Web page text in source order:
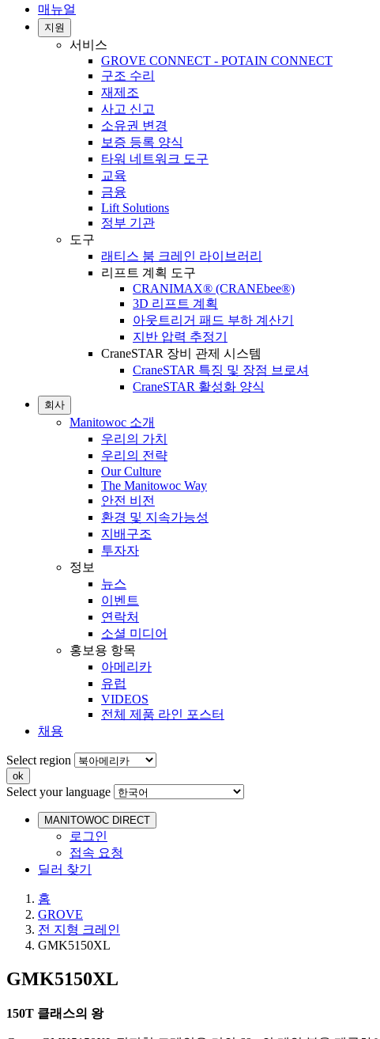
매뉴얼
지원
서비스
GROVE CONNECT - POTAIN CONNECT
구조 수리
재제조
사고 신고
소유권 변경
보증 등록 양식
타워 네트워크 도구
교육
금융
Lift Solutions
정부 기관
도구
래티스 붐 크레인 라이브러리
리프트 계획 도구
CRANIMAX® (CRANEbee®)
3D 리프트 계획
아웃트리거 패드 부하 계산기
지반 압력 추정기
CraneSTAR 장비 관제 시스템
CraneSTAR 특징 및 장점 브로셔
CraneSTAR 활성화 양식
회사
Manitowoc 소개
우리의 가치
우리의 전략
Our Culture
The Manitowoc Way
안전 비전
환경 및 지속가능성
지배구조
투자자
정보
뉴스
이벤트
연락처
소셜 미디어
홍보용 항목
아메리카
유럽
VIDEOS
전체 제품 라인 포스터
채용
Select region
Select your language
MANITOWOC DIRECT
로그인
접속 요청
딜러 찾기
홈
GROVE
전 지형 크레인
GMK5150XL
GMK5150XL
150T 클래스의 왕